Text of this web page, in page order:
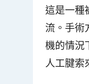
這是一種
流。手術
機的情況
人工腱索